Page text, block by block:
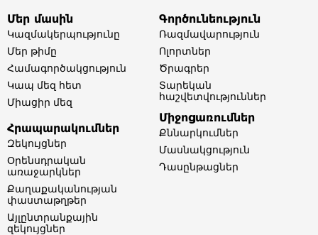
Մեր մասին
Կազմակերպությունը
Մեր թիմը​
Համագործակցություն
Կապ մեզ հետ
Միացիր մեզ
Գործունեություն
Ռազմավարություն
Ոլորտներ​
Ծրագրեր
Տարեկան
հաշվետվություններ​
Հրապարակումներ
Զեկույցներ
Օրենսդրական
առաջարկներ
Քաղաքականության
փաստաթղթեր
Այլընտրանքային
զեկույցներ
Միջոցառումներ
Քննարկումներ
Մասնակցություն
Դասընթացներ